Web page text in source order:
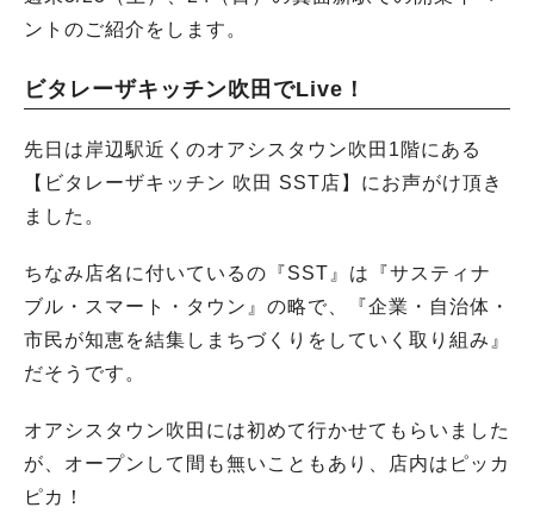
ントのご紹介をします。
ビタレーザキッチン吹田でLive！
先日は岸辺駅近くのオアシスタウン吹田1階にある
【ビタレーザキッチン 吹田 SST店】にお声がけ頂き
ました。
ちなみ店名に付いているの『SST』は『サスティナ
ブル・スマート・タウン』の略で、『企業・自治体・
市民が知恵を結集しまちづくりをしていく取り組み』
だそうです。
オアシスタウン吹田には初めて行かせてもらいました
が、オープンして間も無いこともあり、店内はピッカ
ピカ！